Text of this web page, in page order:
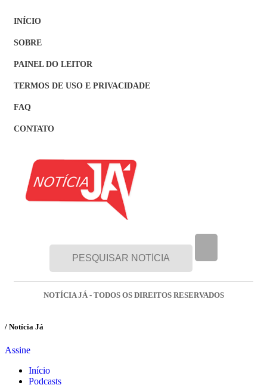
INÍCIO
SOBRE
PAINEL DO LEITOR
TERMOS DE USO E PRIVACIDADE
FAQ
CONTATO
NOTÍCIA JÁ - TODOS OS DIREITOS RESERVADOS
/ Notícia Já
Assine
Início
Podcasts